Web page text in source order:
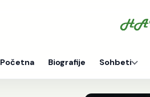
Početna Biografije Sohbeti